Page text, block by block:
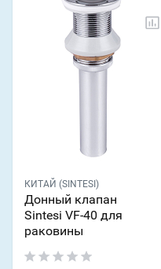
КИТАЙ (SINTESI)
Донный клапан
Sintesi VF-40 для
раковины